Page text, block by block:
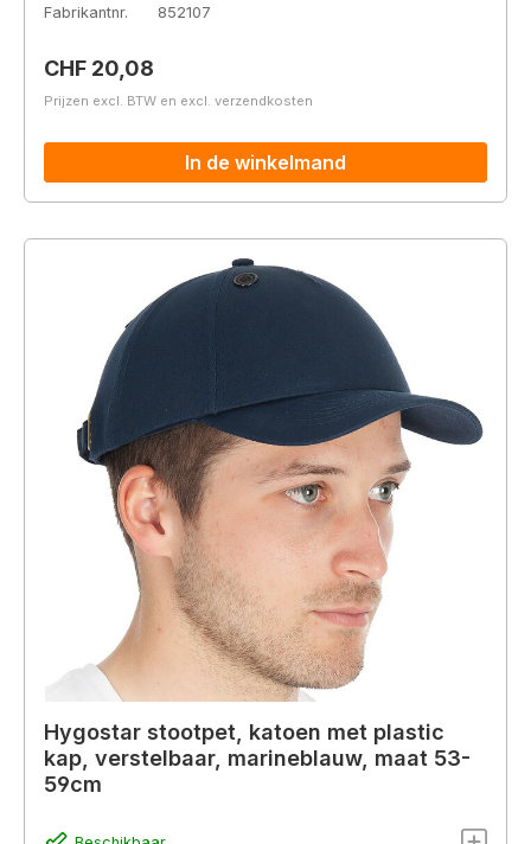
Fabrikantnr.
852107
Normale prijs:
CHF 20,08
Prijzen excl. BTW en excl. verzendkosten
In de winkelmand
Hygostar stootpet, katoen met plastic
kap, verstelbaar, marineblauw, maat 53-
59cm